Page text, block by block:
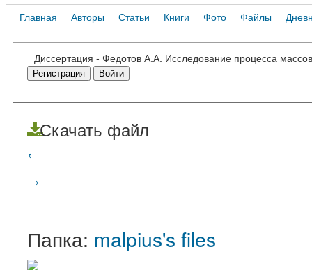
Главная Авторы Статьи Книги Фото Файлы
Диссертация - Федотов А.А. Исследование процесса
Регистрация Войти
Скачать файл
‹
›
Папка: malpius's files